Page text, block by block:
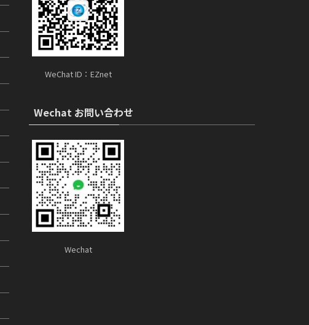
WeChat ID：EZnet
Wechat お問い合わせ
Wechat